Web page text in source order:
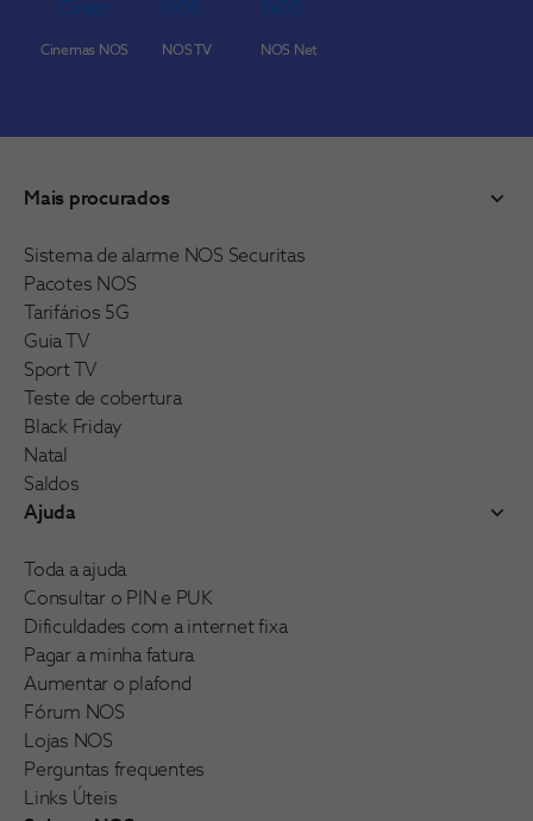
Cinemas NOS NOS TV NOS Net
Mais procurados
Sistema de alarme NOS Securitas
Pacotes NOS
Tarifários 5G
Guia TV
Sport TV
Teste de cobertura
Black Friday
Natal
Saldos
Ajuda
Toda a ajuda
Consultar o PIN e PUK
Dificuldades com a internet fixa
Pagar a minha fatura
Aumentar o plafond
Fórum NOS
Lojas NOS
Perguntas frequentes
Links Úteis